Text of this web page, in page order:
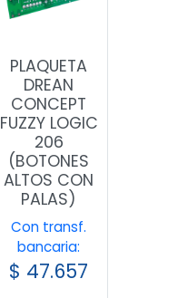
PLAQUETA
DREAN
CONCEPT
FUZZY LOGIC
206
(BOTONES
ALTOS CON
PALAS)
Con transf.
bancaria:
$ 47.657